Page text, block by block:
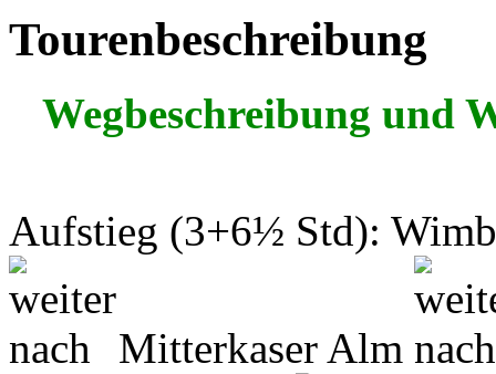
Tourenbeschreibung
Wegbeschreibung und
Aufstieg (3+6½ Std):
Mitterkaser Alm